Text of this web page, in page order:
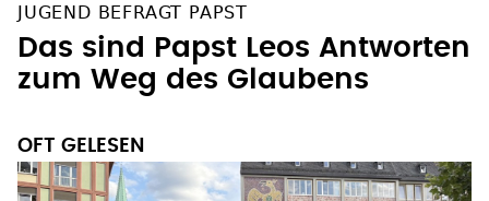
JUGEND BEFRAGT PAPST
Das sind Papst Leos Antworten
zum Weg des Glaubens
OFT GELESEN